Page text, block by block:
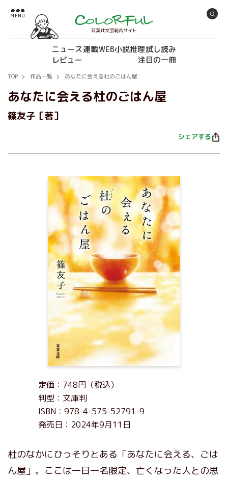
双葉社文芸総合サイト
ニュース連載WEB小説推理試し読み
レビュー
注目の一冊
TOP 作品一覧 あなたに会える杜のごはん屋
あなたに会える杜のごはん屋
篠友子［著］
シェアする
定価：748円（税込）
判型：文庫判
ISBN：978-4-575-52791-9
発売日：2024年9月11日
杜のなかにひっそりとある「あなたに会える、ごは
ん屋」。ここは一日一名限定、亡くなった人との思